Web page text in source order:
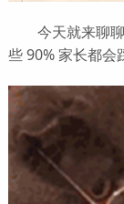
今天就来聊聊
些 90% 家长都会